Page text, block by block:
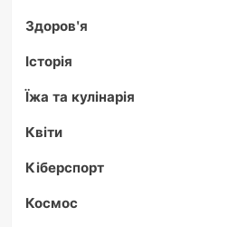
Здоров'я
Історія
Їжа та кулінарія
Квіти
Кіберспорт
Космос